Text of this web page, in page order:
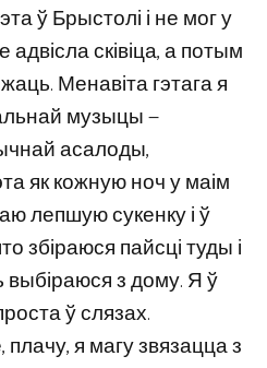
ў Брыстолі і не мог у
сківіца, а потым
Менавіта гэтага я
музыцы —
асалоды,
як кожную ноч у маім
лепшую сукенку і ў
збіраюся пайсці туды і
выбіраюся з дому. Я ў
ў слязах.
я магу звязацца з